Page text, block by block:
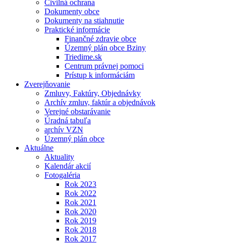
Civilná ochrana
Dokumenty obce
Dokumenty na stiahnutie
Praktické informácie
Finančné zdravie obce
Územný plán obce Bziny
Triedime.sk
Centrum právnej pomoci
Prístup k informáciám
Zverejňovanie
Zmluvy, Faktúry, Objednávky
Archív zmluv, faktúr a objednávok
Verejné obstarávanie
Úradná tabuľa
archív VZN
Územný plán obce
Aktuálne
Aktuality
Kalendár akcií
Fotogaléria
Rok 2023
Rok 2022
Rok 2021
Rok 2020
Rok 2019
Rok 2018
Rok 2017